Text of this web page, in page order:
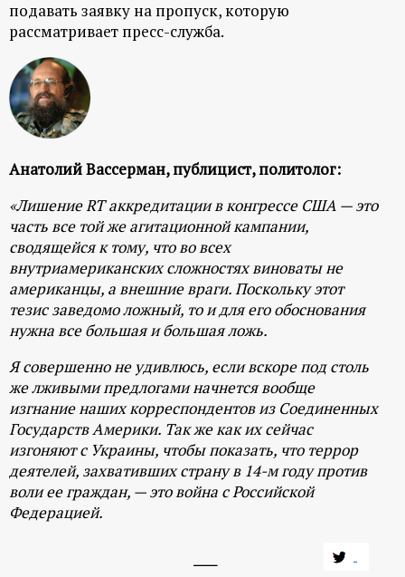
подавать заявку на пропуск, которую
рассматривает пресс-служба.
Анатолий Вассерман, публицист, политолог:
«Лишение RT аккредитации в конгрессе США — это
часть все той же агитационной кампании,
сводящейся к тому, что во всех
внутриамериканских сложностях виноваты не
американцы, а внешние враги. Поскольку этот
тезис заведомо ложный, то и для его обоснования
нужна все большая и большая ложь.
Я совершенно не удивлюсь, если вскоре под столь
же лживыми предлогами начнется вообще
изгнание наших корреспондентов из Соединенных
Государств Америки. Так же как их сейчас
изгоняют с Украины, чтобы показать, что террор
деятелей, захвативших страну в 14-м году против
воли ее граждан, — это война с Российской
Федерацией.